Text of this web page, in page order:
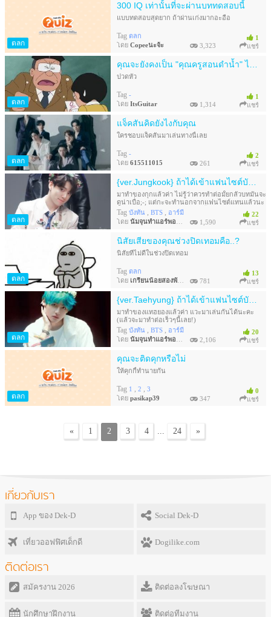
ตลก
300 IQ เท่านั้นที่จะผ่านบททดสอบนี้
1
แบบทดสอบสุดยาก ถ้าผ่านเก่งมากอะอือ
Tag ตลก
โดย Copeeนะจ้ะ 3,323 แชร์
ตลก
1
ปวดหัว
Tag -
โดย ItsGuitar 1,314 แชร์
ตลก
แจ็คสันคิดยังไงกับคุณ
2
ใครชอบแจ็คสันมาเล่นทางนี้เลย
Tag -
โดย 615511015 261 แชร์
ตลก
22
มาทำของกุกแล้วค่า ไม่รู้ว่าควรทำต่อมั้ยกลัวบทมันจะ
ดูน่าเบื่อ;-; แต่กะจะทำนอกจากแฟนไซต์แทนแล้วนะ
คะ แต่มีความคิดเห็นอะไรบอกทิ้งไว้ได้เยย (กะจะไม่
ทำควิซทางเลือกอีกนะคะ ทำอันนี้แล้วดูเป็นโนเวลมา
กกว่า)
Tag บังทัน , BTS , อาร์มี่
โดย นัมจุนทำแอร์พอร์ตหายอีกละ 1,590 แชร์
ตลก
นิสัยเสียของคุณช่วงปิดเทอมคือ..?
13
นิสัยที่ไม่ดีในช่วงปิดเทอม
Tag ตลก
โดย เกรียนน้อยสองพันปี 781 แชร์
ตลก
20
มาทำของแทฮยองแล้วค่า แวะมาเล่นกันได้นะคะ
(แล้วจะมาทำต่อเร็วๆนี้เลย!)
Tag บังทัน , BTS , อาร์มี่
โดย นัมจุนทำแอร์พอร์ตหายอีกละ 2,106 แชร์
ตลก
คุณจะติดคุกหรือไม่
0
ให้คุกกี้ทำนายกัน
Tag 1 , 2 , 3
โดย pasikap39 347 แชร์
« 1 2 3 4 ... 24 »
เกี่ยวกับเรา
App ของ Dek-D Social Dek-D
เที่ยวออฟฟิศเด็กดี Dogilike.com
ติดต่อเรา
สมัครงาน 2026 ติดต่อลงโฆษณา
นักศึกษาฝึกงาน ติดต่อทีมงาน